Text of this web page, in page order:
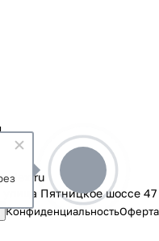
улица Пятницкое шоссе 47
КонфиденциальностьОферта